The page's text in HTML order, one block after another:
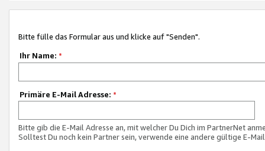
Bitte fülle das Formular aus und klicke auf "Senden".
Ihr Name: *
Primäre E-Mail Adresse: *
Bitte gib die E-Mail Adresse an, mit welcher Du Dich im PartnerNet
Solltest Du noch kein Partner sein, verwende eine andere gültige E-